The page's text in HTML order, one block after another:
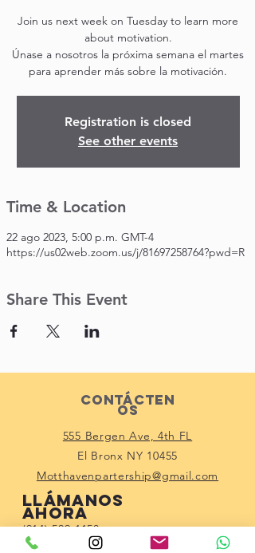
Join us next week on Tuesday to learn more
about motivation.
Únase a nosotros la próxima semana el martes
para aprender más sobre la motivación.
Registration is closed
See other events
Time & Location
22 ago 2023, 5:00 p.m. GMT-4
https://us02web.zoom.us/j/81697258764?pwd=R
Share This Event
Contácten
os
555 Bergen Ave, 4th FL
El Bronx NY 10455
Motthavenpartership@gmail.com
Llámanos
ahora
(914) 529-1150